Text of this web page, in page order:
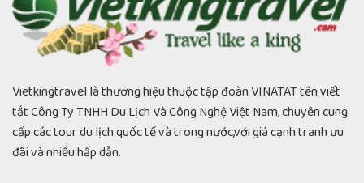
Vietkingtravel là thương hiệu thuộc tập đoàn VINATAT tên viết
tắt Công Ty TNHH Du Lịch Và Công Nghệ Việt Nam, chuyên cung
cấp các tour du lịch quốc tế và trong nước,với giá cạnh tranh ưu
đãi và nhiều hấp dẫn.